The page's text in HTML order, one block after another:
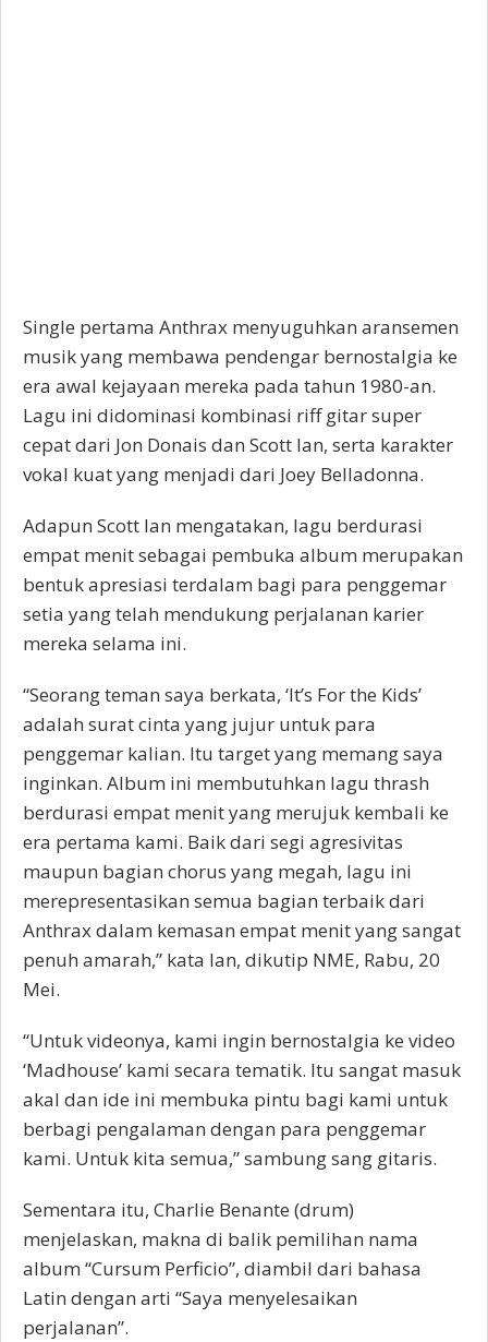
Single pertama Anthrax menyuguhkan aransemen
musik yang membawa pendengar bernostalgia ke
era awal kejayaan mereka pada tahun 1980-an.
Lagu ini didominasi kombinasi riff gitar super
cepat dari Jon Donais dan Scott Ian, serta karakter
vokal kuat yang menjadi dari Joey Belladonna.
Adapun Scott Ian mengatakan, lagu berdurasi
empat menit sebagai pembuka album merupakan
bentuk apresiasi terdalam bagi para penggemar
setia yang telah mendukung perjalanan karier
mereka selama ini.
“Seorang teman saya berkata, ‘It’s For the Kids’
adalah surat cinta yang jujur untuk para
penggemar kalian. Itu target yang memang saya
inginkan. Album ini membutuhkan lagu thrash
berdurasi empat menit yang merujuk kembali ke
era pertama kami. Baik dari segi agresivitas
maupun bagian chorus yang megah, lagu ini
merepresentasikan semua bagian terbaik dari
Anthrax dalam kemasan empat menit yang sangat
penuh amarah,” kata Ian, dikutip NME, Rabu, 20
Mei.
“Untuk videonya, kami ingin bernostalgia ke video
‘Madhouse’ kami secara tematik. Itu sangat masuk
akal dan ide ini membuka pintu bagi kami untuk
berbagi pengalaman dengan para penggemar
kami. Untuk kita semua,” sambung sang gitaris.
Sementara itu, Charlie Benante (drum)
menjelaskan, makna di balik pemilihan nama
album “Cursum Perficio”, diambil dari bahasa
Latin dengan arti “Saya menyelesaikan
perjalanan”.